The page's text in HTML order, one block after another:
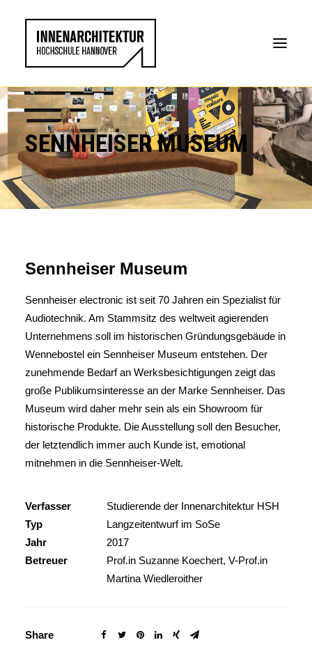
SENNHEISER MUSEUM
Sennheiser Museum
Sennheiser electronic ist seit 70 Jahren ein Spezialist für
Audiotechnik. Am Stammsitz des weltweit agierenden
Unternehmens soll im historischen Gründungsgebäude in
Wennebostel ein Sennheiser Museum entstehen. Der
zunehmende Bedarf an Werksbesichtigungen zeigt das
große Publikumsinteresse an der Marke Sennheiser. Das
Museum wird daher mehr sein als ein Showroom für
historische Produkte. Die Ausstellung soll den Besucher,
der letztendlich immer auch Kunde ist, emotional
mitnehmen in die Sennheiser-Welt.
Verfasser
Studierende der Innenarchitektur HSH
Typ
Langzeitentwurf im SoSe
Jahr
2017
Betreuer
Prof.in Suzanne Koechert, V-Prof.in
Martina Wiedleroither
Share